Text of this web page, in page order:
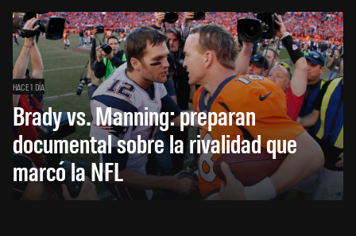
HACE 1 DÍA
Brady vs. Manning: preparan
documental sobre la rivalidad que
marcó la NFL